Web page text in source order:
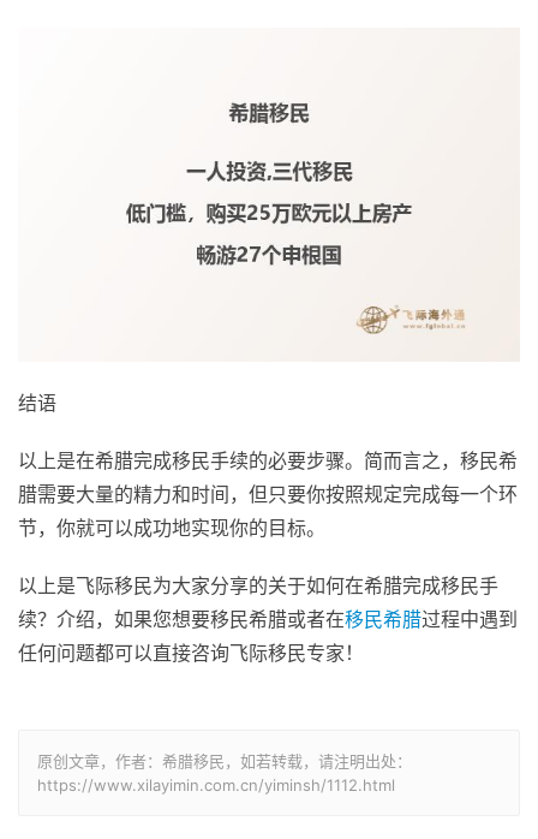
结语
以上是在希腊完成移民手续的必要步骤。简而言之，移民希
腊需要大量的精力和时间，但只要你按照规定完成每一个环
节，你就可以成功地实现你的目标。
以上是飞际移民为大家分享的关于如何在希腊完成移民手
续？介绍，如果您想要移民希腊或者在移民希腊过程中遇到
任何问题都可以直接咨询飞际移民专家！
原创文章，作者：希腊移民，如若转载，请注明出处：
https://www.xilayimin.com.cn/yiminsh/1112.html